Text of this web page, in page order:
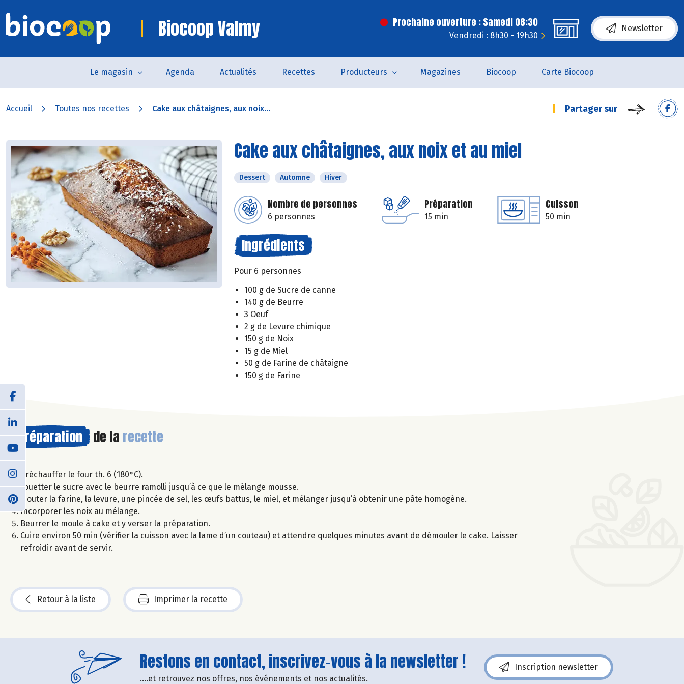
Biocoop Valmy Prochaine ouverture : Samedi 08:30
Vendredi : 8h30 - 19h30
Newsletter
Le magasin Agenda Actualités Recettes Producteurs Magazines Biocoop Carte Biocoop
Accueil Toutes nos recettes Cake aux châtaignes, aux noix... Partager sur
Cake aux châtaignes, aux noix et au miel
Dessert Automne Hiver
Nombre de personnes
6 personnes
Préparation
15 min
Cuisson
50 min
Ingrédients
Pour 6 personnes
100 g de Sucre de canne
140 g de Beurre
3 Oeuf
2 g de Levure chimique
150 g de Noix
15 g de Miel
50 g de Farine de châtaigne
150 g de Farine
Préparation de la recette
Préchauffer le four th. 6 (180°C).
Fouetter le sucre avec le beurre ramolli jusqu’à ce que le mélange mousse.
Ajouter la farine, la levure, une pincée de sel, les œufs battus, le miel, et mélanger jusqu’à obtenir une pâte homogène.
Incorporer les noix au mélange.
Beurrer le moule à cake et y verser la préparation.
Cuire environ 50 min (vérifier la cuisson avec la lame d’un couteau) et attendre quelques minutes avant de démouler le cake. Laisser
refroidir avant de servir.
Retour à la liste Imprimer la recette
Restons en contact, inscrivez-vous à la newsletter !
....et retrouvez nos offres, nos événements et nos actualités.
Inscription newsletter